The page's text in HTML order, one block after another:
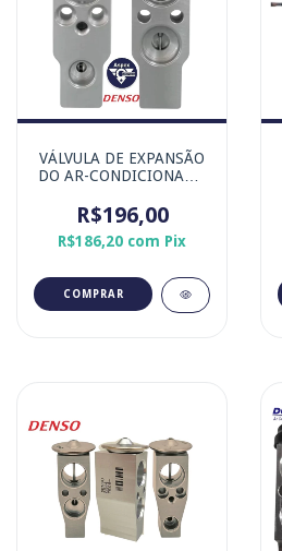
VÁLVULA DE EXPANSÃO
DO AR-CONDICIONADO
ORIGINAL DENSO
R$196,00
R$186,20 com Pix